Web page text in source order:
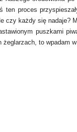
proces
czy każdy się nadaje?
puszkami
to wpadam